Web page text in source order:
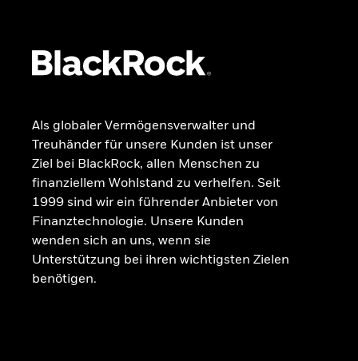
Als globaler Vermögensverwalter und
Treuhänder für unsere Kunden ist unser
Ziel bei BlackRock, allen Menschen zu
finanziellem Wohlstand zu verhelfen. Seit
1999 sind wir ein führender Anbieter von
Finanztechnologie. Unsere Kunden
wenden sich an uns, wenn sie
Unterstützung bei ihren wichtigsten Zielen
benötigen.